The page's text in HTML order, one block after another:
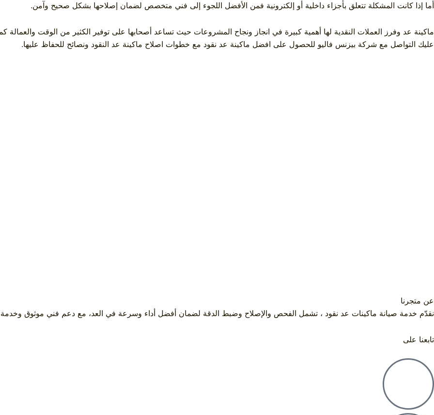
أما إذا كانت المشكلة تتعلق بأجزاء داخلية أو إلكترونية فمن الأفضل اللجوء إلى فني متخصص لضمان إصلاحها بشكل صحيح وآمن.
ماكينة عد وفرز العملات النقدية لها أهمية كبيرة في انجاز ونجاح المشروعات حيث تساعد أصحابها على توفير الكثير من الوقت
عليك التواصل مع شركة بيزنس فاليو للحصول على افضل ماكينة عد نقود مع خطوات اصلاح ماكينة عد النقود ونصائح للحفاظ عليها.
عن متجرنا
نقدّم خدمة صيانة ماكينات عد نقود ، تشمل الفحص والإصلاح وضبط الدقة لضمان أفضل أداء وسرعة في العد، مع دعم فني موثوق
تابعنا على